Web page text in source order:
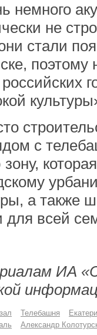
немного
не
стали
поэтому
с
а также
для всей
ИА
Телебашня
Александр